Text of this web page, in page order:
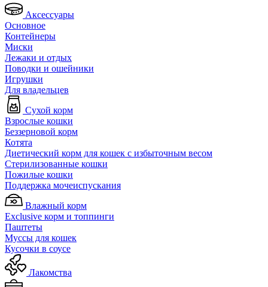
Аксессуары
Основное
Контейнеры
Миски
Лежаки и отдых
Поводки и ошейники
Игрушки
Для владельцев
Сухой корм
Взрослые кошки
Беззерновой корм
Котята
Диетический корм для кошек с избыточным весом
Стерилизованные кошки
Пожилые кошки
Поддержка мочеиспускания
Влажный корм
Exclusive корм и топпинги
Паштеты
Муссы для кошек
Кусочки в соусе
Лакомства